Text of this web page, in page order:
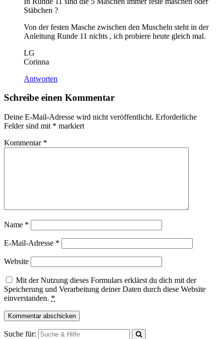
Stäbchen ?
Von der festen Masche zwischen den Muscheln steht in der
Anleitung Runde 11 nichts , ich probiere heute gleich mal.
LG
Corinna
Antworten
Schreibe einen Kommentar
Deine E-Mail-Adresse wird nicht veröffentlicht. Erforderliche
Felder sind mit * markiert
Kommentar *
Name *
E-Mail-Adresse *
Website
Mit der Nutzung dieses Formulars erklärst du dich mit der
Speicherung und Verarbeitung deiner Daten durch diese Website
einverstanden. *
Suche für: